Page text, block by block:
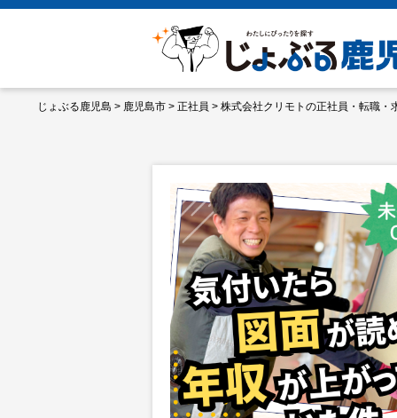
じょぶる鹿児島 > 鹿児島市 > 正社員 > 株式会社クリモトの正社員・転職・